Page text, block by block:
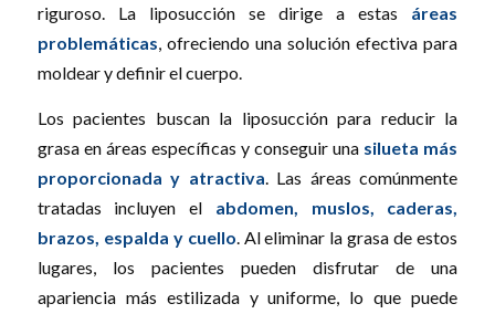
riguroso. La liposucción se dirige a estas áreas
problemáticas, ofreciendo una solución efectiva para
moldear y definir el cuerpo.
Los pacientes buscan la liposucción para reducir la
grasa en áreas específicas y conseguir una silueta más
proporcionada y atractiva. Las áreas comúnmente
tratadas incluyen el abdomen, muslos, caderas,
brazos, espalda y cuello. Al eliminar la grasa de estos
lugares, los pacientes pueden disfrutar de una
apariencia más estilizada y uniforme, lo que puede